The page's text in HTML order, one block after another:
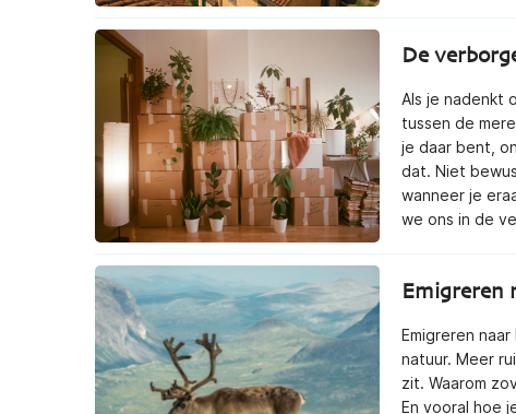
De
Als je nadenkt
tussen de
je daar bent,
dat. Niet
wanneer je
we ons in de
Emigreren
Emigreren
natuur. Meer
zit. Waarom
En vooral hoe